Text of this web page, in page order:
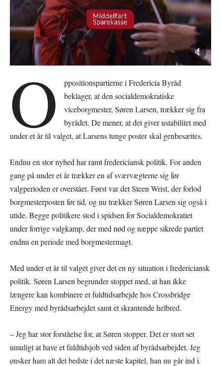
O
ppositionspartierne i Fredericia Byråd
beklager, at den socialdemokratiske
viceborgmester, Søren Larsen, trækker sig fra
byrådet. De mener, at det giver ustabilitet med
under et år til valget, at Larsens tunge poster skal genbesættes.
Endnu en stor nyhed har ramt fredericiansk politik. For anden
gang på under et år trækker en af sværvægterne sig før
valgperioden er overstået. Først var det Steen Wrist, der forlod
borgmesterposten før tid, og nu trækker Søren Larsen sig også i
utide. Begge politikere stod i spidsen for Socialdemokratiet
under forrige valgkamp, der med nød og næppe sikrede partiet
endnu en periode med borgmestermagt.
Med under et år til valget giver det en ny situation i fredericiansk
politik. Søren Larsen begrunder stoppet med, at han ikke
længere kan kombinere et fuldtidsarbejde hos Crossbridge
Energy med byrådsarbejdet samt et skrantende helbred.
– Jeg har stor forståelse for, at Søren stopper. Det er stort set
umuligt at have et fuldtidsjob ved siden af byrådsarbejdet. Jeg
ønsker ham alt det bedste i det næste kapitel, han nu går ind i.